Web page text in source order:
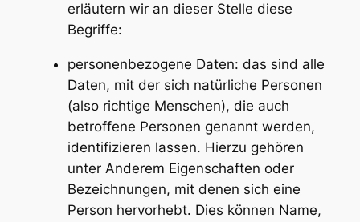
erläutern wir an dieser Stelle diese
Begriffe:
personenbezogene Daten: das sind alle
Daten, mit der sich natürliche Personen
(also richtige Menschen), die auch
betroffene Personen genannt werden,
identifizieren lassen. Hierzu gehören
unter Anderem Eigenschaften oder
Bezeichnungen, mit denen sich eine
Person hervorhebt. Dies können Name,